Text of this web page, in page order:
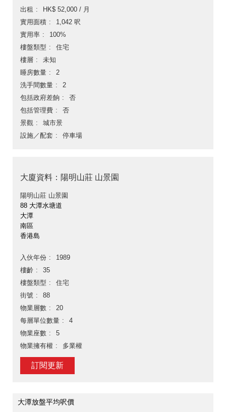
出租
HK$ 52,000 / 月
實用面積
1,042 呎
實用率
100%
樓盤類型
住宅
樓層
未知
睡房數量
2
洗手間數量
2
包括政府差餉
否
包括管理費
否
景觀
城市景
設施／配套
停車場
大廈資料：陽明山莊 山景園
陽明山莊 山景園
88 大潭水塘道
大潭
南區
香港島
入伙年份
1989
樓齡
35
樓盤類型
住宅
街號
88
物業層數
20
每層單位數量
4
物業座數
5
物業擁有權
多業權
訂閱更新
大潭放盤平均呎價